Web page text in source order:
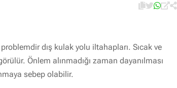
dış kulak yolu iltahapları. Sıcak ve
Önlem alınmadığı zaman dayanılması
sebep olabilir.